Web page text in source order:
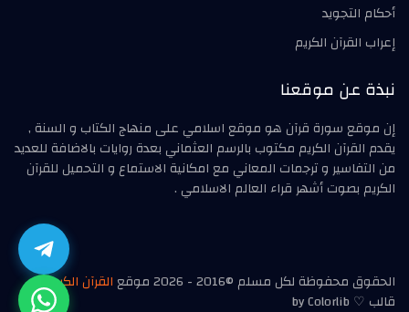
أحكام التجويد
إعراب القرآن الكريم
نبذة عن موقعنا
إن موقع سورة قرآن هو موقع اسلامي على منهاج الكتاب و السنة ,
يقدم القرآن الكريم مكتوب بالرسم العثماني بعدة روايات بالاضافة للعديد
من التفاسير و ترجمات المعاني مع امكانية الاستماع و التحميل للقرآن
الكريم بصوت أشهر قراء العالم الاسلامي .
الحقوق محفوظة لكل مسلم ©2016 - 2026 موقع القرآن الكريم|
قالب ♡ by Colorlib